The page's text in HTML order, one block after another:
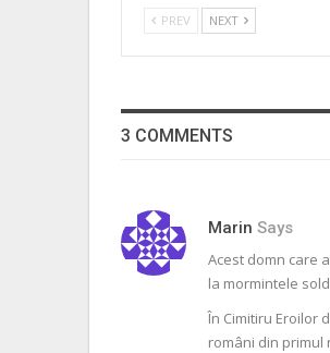
PREV NEXT
3 COMMENTS
Marin Says
Acest domn care
la mormintele
În Cimitiru Eroilor
români din primul